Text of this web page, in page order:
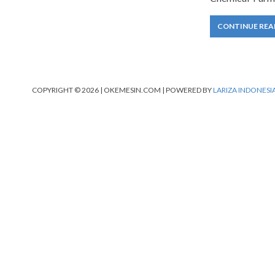
CONTINUE
COPYRIGHT © 2026 | OKEMESIN.COM | POWERED BYLARIZA